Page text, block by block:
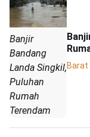
Banjir
Bandang
Landa Singkil,
Puluhan
Rumah
Terendam
Barat